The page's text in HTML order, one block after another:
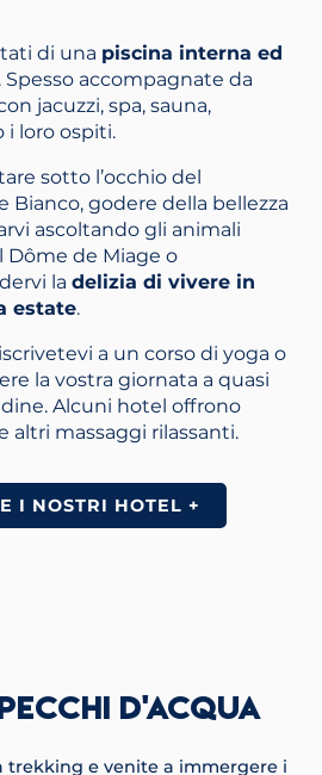
di una piscina interna ed
. Spesso accompagnate da
jacuzzi, spa, sauna,
i loro ospiti.
sotto l’occhio del
Bianco, godere della bellezza
ascoltando gli animali
Dôme de Miage o
la delizia di vivere in
estate.
a un corso di yoga o
la vostra giornata a quasi
Alcuni hotel offrono
altri massaggi rilassanti.
I NOSTRI HOTEL +
D'ACQUA
trekking e venite a immergere i